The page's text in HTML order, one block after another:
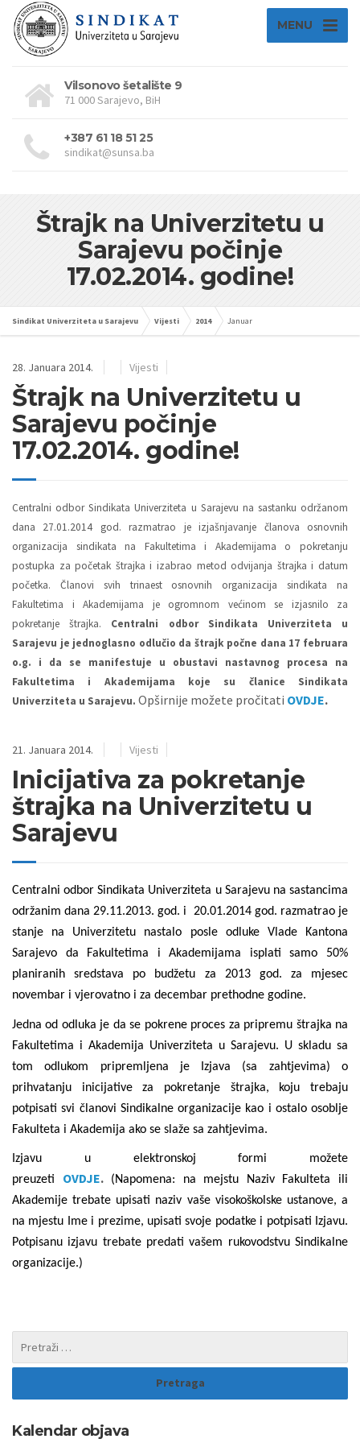
MENU
Vilsonovo šetalište 9
71 000 Sarajevo, BiH
+387 61 18 51 25
sindikat@sunsa.ba
Štrajk na Univerzitetu u
Sarajevu počinje
17.02.2014. godine!
Sindikat Univerziteta u Sarajevu Vijesti 2014 Januar
28. Januara 2014. Vijesti
Štrajk na Univerzitetu u
Sarajevu počinje
17.02.2014. godine!
Centralni odbor Sindikata Univerziteta u Sarajevu na sastanku održanom
dana 27.01.2014 god. razmatrao je izjašnjavanje članova osnovnih
organizacija sindikata na Fakultetima i Akademijama o pokretanju
postupka za početak štrajka i izabrao metod odvijanja štrajka i datum
početka. Članovi svih trinaest osnovnih organizacija sindikata na
Fakultetima i Akademijama je ogromnom većinom se izjasnilo za
pokretanje štrajka.
Centralni odbor Sindikata Univerziteta u
Sarajevu je jednoglasno odlučio da štrajk počne dana 17 februara
o.g. i da se manifestuje u obustavi nastavnog procesa na
Fakultetima i Akademijama koje su članice Sindikata
Univerziteta u Sarajevu. Opširnije možete pročitati OVDJE.
21. Januara 2014. Vijesti
Inicijativa za pokretanje
štrajka na Univerzitetu u
Sarajevu
Centralni odbor Sindikata Univerziteta u Sarajevu na sastancima
održanim dana 29.11.2013. god. i 20.01.2014 god. razmatrao je
stanje na Univerzitetu nastalo posle odluke Vlade Kantona
Sarajevo da Fakultetima i Akademijama isplati samo 50%
planiranih sredstava po budžetu za 2013 god. za mjesec
novembar i vjerovatno i za decembar prethodne godine.
Jedna od odluka je da se pokrene proces za pripremu štrajka na
Fakultetima i Akademija Univerziteta u Sarajevu. U skladu sa
tom odlukom pripremljena je Izjava (sa zahtjevima) o
prihvatanju inicijative za pokretanje štrajka, koju trebaju
potpisati svi članovi Sindikalne organizacije kao i ostalo osoblje
Fakulteta i Akademija ako se slaže sa zahtjevima.
Izjavu u elektronskoj formi možete
preuzeti OVDJE.
(Napomena: na mejstu Naziv Fakulteta ili
Akademije trebate upisati naziv vaše visokoškolske ustanove, a
na mjestu Ime i prezime, upisati svoje podatke i potpisati Izjavu.
Potpisanu izjavu trebate predati vašem rukovodstvu Sindikalne
organizacije.)
Kalendar objava